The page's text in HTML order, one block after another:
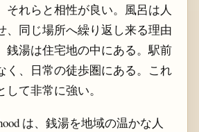
それらと相性が良い。風呂は人
、同じ場所へ繰り返し来る理由
銭湯は住宅地の中にある。駅前
く、日常の徒歩圏にある。これ
て非常に強い。
は、銭湯を地域の温かな人